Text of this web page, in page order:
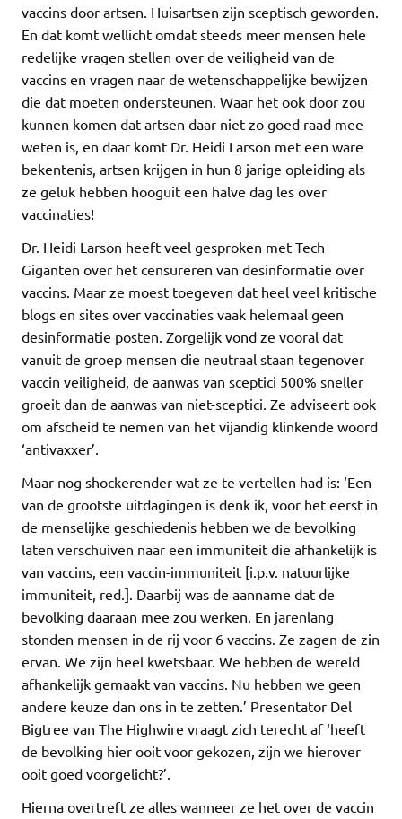
vaccins door artsen. Huisartsen zijn sceptisch geworden.
En dat komt wellicht omdat steeds meer mensen hele
redelijke vragen stellen over de veiligheid van de
vaccins en vragen naar de wetenschappelijke bewijzen
die dat moeten ondersteunen. Waar het ook door zou
kunnen komen dat artsen daar niet zo goed raad mee
weten is, en daar komt Dr. Heidi Larson met een ware
bekentenis, artsen krijgen in hun 8 jarige opleiding als
ze geluk hebben hooguit een halve dag les over
vaccinaties!
Dr. Heidi Larson heeft veel gesproken met Tech
Giganten over het censureren van desinformatie over
vaccins. Maar ze moest toegeven dat heel veel kritische
blogs en sites over vaccinaties vaak helemaal geen
desinformatie posten. Zorgelijk vond ze vooral dat
vanuit de groep mensen die neutraal staan tegenover
vaccin veiligheid, de aanwas van sceptici 500% sneller
groeit dan de aanwas van niet-sceptici. Ze adviseert ook
om afscheid te nemen van het vijandig klinkende woord
‘antivaxxer’.
Maar nog shockerender wat ze te vertellen had is: ‘Een
van de grootste uitdagingen is denk ik, voor het eerst in
de menselijke geschiedenis hebben we de bevolking
laten verschuiven naar een immuniteit die afhankelijk is
van vaccins, een vaccin-immuniteit [i.p.v. natuurlijke
immuniteit, red.]. Daarbij was de aanname dat de
bevolking daaraan mee zou werken. En jarenlang
stonden mensen in de rij voor 6 vaccins. Ze zagen de zin
ervan. We zijn heel kwetsbaar. We hebben de wereld
afhankelijk gemaakt van vaccins. Nu hebben we geen
andere keuze dan ons in te zetten.’ Presentator Del
Bigtree van The Highwire vraagt zich terecht af ‘heeft
de bevolking hier ooit voor gekozen, zijn we hierover
ooit goed voorgelicht?’.
Hierna overtreft ze alles wanneer ze het over de vaccin